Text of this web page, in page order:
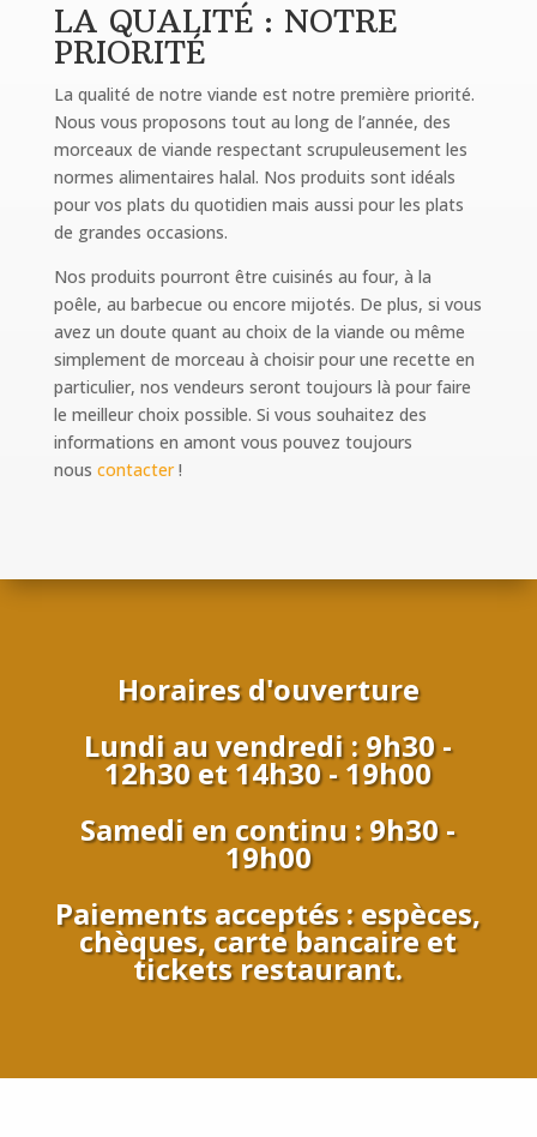
LA QUALITÉ : NOTRE
PRIORITÉ
La qualité de notre viande est notre première priorité.
Nous vous proposons tout au long de l’année, des
morceaux de viande respectant scrupuleusement les
normes alimentaires halal. Nos produits sont idéals
pour vos plats du quotidien mais aussi pour les plats
de grandes occasions.
Nos produits pourront être cuisinés au four, à la
poêle, au barbecue ou encore mijotés. De plus, si vous
avez un doute quant au choix de la viande ou même
simplement de morceau à choisir pour une recette en
particulier, nos vendeurs seront toujours là pour faire
le meilleur choix possible. Si vous souhaitez des
informations en amont vous pouvez toujours
nous contacter!
Horaires d'ouverture
Lundi au vendredi : 9h30 -
12h30 et 14h30 - 19h00
Samedi en continu : 9h30 -
19h00
Paiements acceptés : espèces,
chèques, carte bancaire et
tickets restaurant.